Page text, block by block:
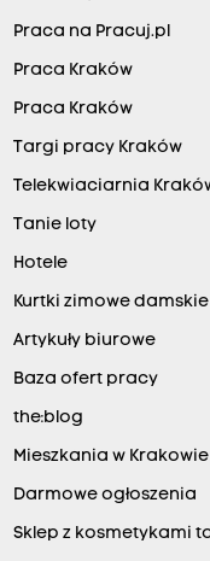
Praca na Pracuj.pl
Praca Kraków
Praca Kraków
Targi pracy Kraków
Telekwiaciarnia
Tanie loty
Hotele
Kurtki zimowe damskie
Artykuły biurowe
Baza ofert pracy
the:blog
Mieszkania w Krakowie
Darmowe ogłoszenia
Sklep z kosmetykami